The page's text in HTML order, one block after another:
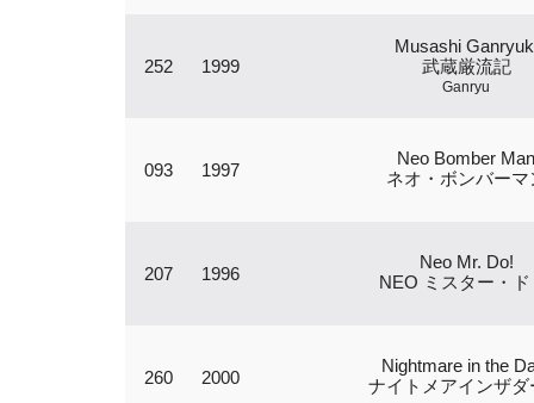
252 1999
Musashi
武蔵厳流記
Ganryu
093 1997
Neo Bomber Man
ネオ・ボンバーマ
207 1996
Neo Mr. Do!
NEO ミスター・ド
260 2000
Nightmare in the
ナイトメアインザダ